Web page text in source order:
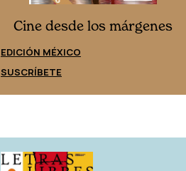
Cine desde los márgenes
EDICIÓN MÉXICO
SUSCRÍBETE